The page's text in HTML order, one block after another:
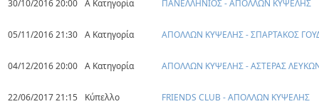
30/10/2016 20:00 Α Κατηγορία ΠΑΝΕΛΛΗΝΙΟΣ - ΑΠΟΛΛΩΝ ΚΥΨΕΛΗΣ
05/11/2016 21:30 Α Κατηγορία ΑΠΟΛΛΩΝ ΚΥΨΕΛΗΣ - ΣΠΑΡΤΑΚΟΣ
04/12/2016 20:00 Α Κατηγορία ΑΠΟΛΛΩΝ ΚΥΨΕΛΗΣ - ΑΣΤΕΡΑΣ
22/06/2017 21:15 Κύπελλο FRIENDS CLUB - ΑΠΟΛΛΩΝ ΚΥΨΕΛΗΣ